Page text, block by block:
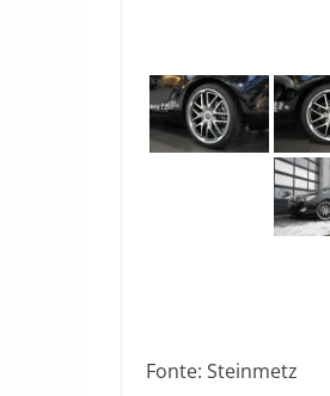
Fonte: Steinmetz